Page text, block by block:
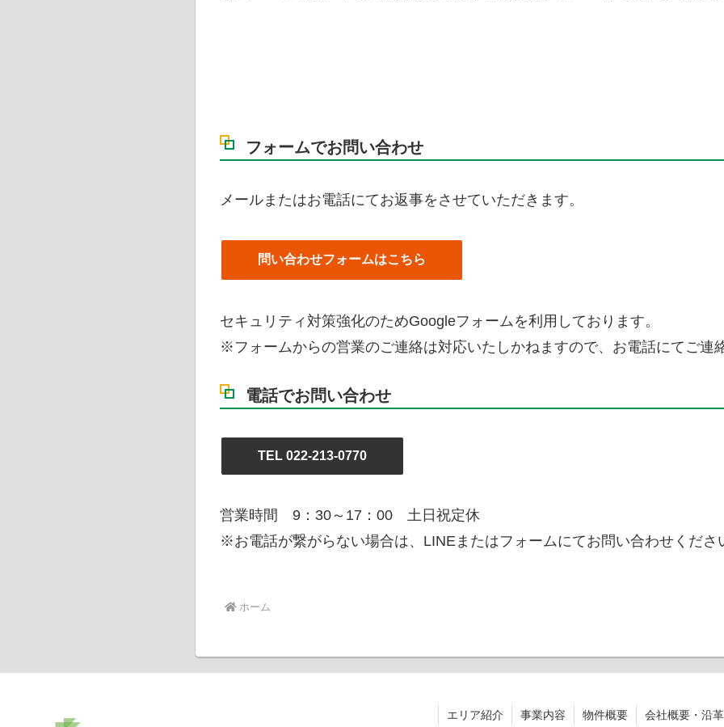
フォームでお問い合わせ
メールまたはお電話にてお返事をさせていただきます。
問い合わせフォームはこちら
セキュリティ対策強化のためGoogleフォームを利用しております。
※フォームからの営業のご連絡は対応いたしかねますので、お電話にてご連
電話でお問い合わせ
TEL 022-213-0770
営業時間 9：30～17：00 土日祝定休
※お電話が繋がらない場合は、LINEまたはフォームにてお問い合わせくださ
ホーム
エリア紹介 事業内容 物件概要 会社概要・沿革